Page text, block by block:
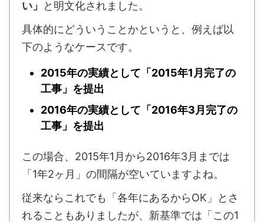
い」
と明文化されました。
具体的にどういうことかというと、例えば以
下のようなケースです。
2015年の実績として「2015年1月完了の
工事」を提出
2016年の実績として「2016年3月完了の
工事」を提出
この場合、2015年1月から2016年3月までは
「1年2ヶ月」の間隔が空いていますよね。
従来ならこれでも「各年にあるからOK」とさ
れることもありましたが、新基準では「この1